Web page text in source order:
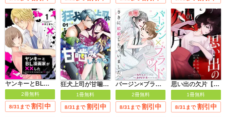
ヤンキーとBL漫画家が××した
2冊無料
8/31まで 割引中
狂犬上司が甘噛みしたがる
1冊無料
8/31まで 割引中
バージン×ブライド～さきに結婚しちゃいました。～
2冊無料
8/31まで 割引中
思い出の欠片【合冊版】
1冊無料
8/31まで 割引中